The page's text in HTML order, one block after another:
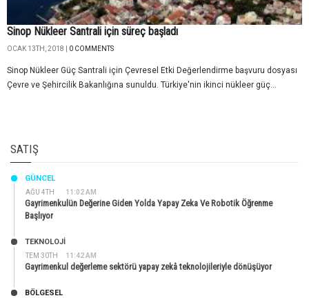
Sinop Nükleer Santrali için süreç başladı
OCAK 13TH, 2018 | 0 COMMENTS
Sinop Nükleer Güç Santrali için Çevresel Etki Değerlendirme başvuru dosyası
Çevre ve Şehircilik Bakanlığına sunuldu. Türkiye'nin ikinci nükleer güç...
SATIŞ
AĞU 4TH 11:02 AM
GÜNCEL
Gayrimenkulün Değerine Giden Yolda Yapay Zeka Ve Robotik Öğrenme
Başlıyor
TEM 30TH 11:42 AM
TEKNOLOJİ
Gayrimenkul değerleme sektörü yapay zekâ teknolojileriyle dönüşüyor
BÖLGESEL